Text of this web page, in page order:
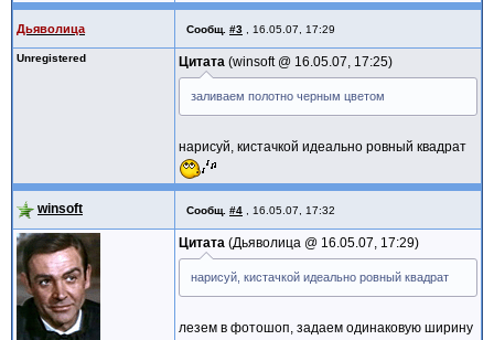
Дьяволица Сообщ. #3 16.05.07, 17:29
Unregistered Цитата winsoft @ 16.05.07, 17:25
заливаем полотно черным цветом
нарисуй, кистачкой идеально ровный квадрат
winsoft Сообщ. #4 16.05.07, 17:32
Цитата Дьяволица @ 16.05.07, 17:29
нарисуй, кистачкой идеально ровный квадрат
лезем в фотошоп, задаем одинаковую ширину